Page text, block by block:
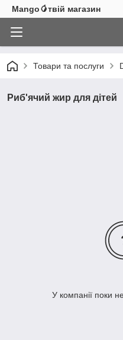
Mango🥭твій магазин
Товари та послуги
Риб'ячий жир для дітей
У компанії поки